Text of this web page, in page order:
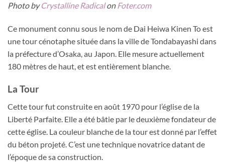
Photo byCrystalline RadicalonFoter.com
Ce monument connu sous le nom de Dai Heiwa Kinen To est
une tour cénotaphe située dans la ville de Tondabayashi dans
la préfecture d’Osaka, au Japon. Elle mesure actuellement
180 mètres de haut, et est entièrement blanche.
La Tour
Cette tour fut construite en août 1970 pour l’église de la
Liberté Parfaite. Elle a été bâtie par le deuxième fondateur de
cette église. La couleur blanche de la tour est donné par l’effet
du béton projeté. C’est une technique novatrice datant de
l’époque de sa construction.